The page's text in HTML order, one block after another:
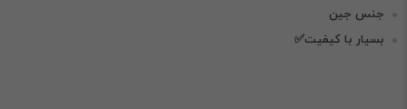
جنس جین
بسیار با کیفیت✅